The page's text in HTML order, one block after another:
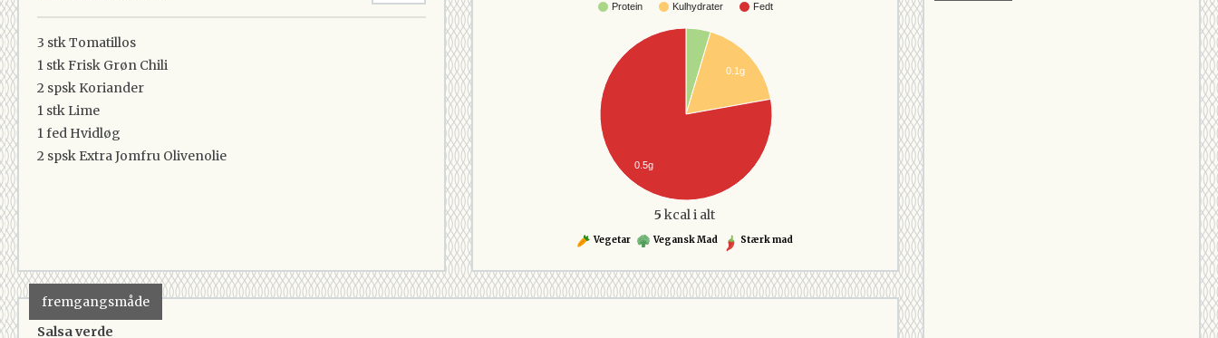
3 stkTomatillos
1 stkFrisk Grøn Chili
2 spsk Koriander
1 stk Lime
1 fed Hvidløg
2 spsk Extra Jomfru Olivenolie
Protein Kulhydrater Fedt
0.1g
0.5g
5 kcal i alt
Vegetar Vegansk Mad Stærk mad
fremgangsmåde
Salsa verde